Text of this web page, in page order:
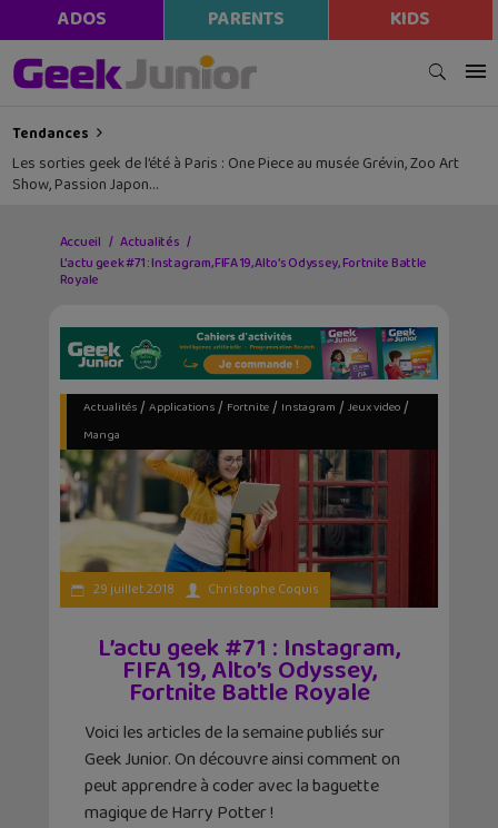
ADOS PARENTS KIDS
Tendances
Les sorties geek de l’été à Paris : One Piece au musée Grévin, Zoo Art
Show, Passion Japon…
Accueil
Actualités
L’actu geek #71 : Instagram, FIFA 19, Alto’s Odyssey, Fortnite Battle
Royale
Actualités/ Applications/ Fortnite/ Instagram / Jeux video/
Manga
29 juillet 2018 Christophe Coquis
L’actu geek #71 : Instagram,
FIFA 19, Alto’s Odyssey,
Fortnite Battle Royale
Voici les articles de la semaine publiés sur
Geek Junior. On découvre ainsi comment on
peut apprendre à coder avec la baguette
magique de Harry Potter !